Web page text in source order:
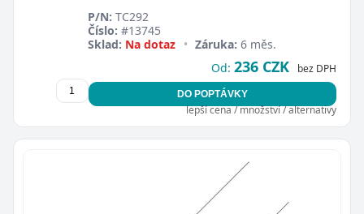
P/N: TC292
Číslo: #13745
Sklad: Na dotaz • Záruka: 6 měs.
Od: 236 CZK bez DPH
DO POPTÁVKY
lepší cena / množství / alternativy